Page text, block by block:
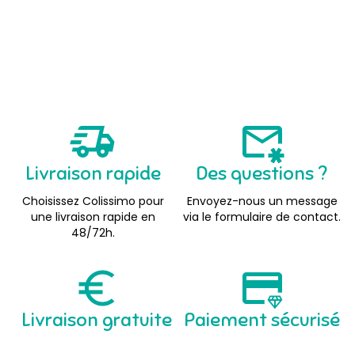
Livraison rapide
Choisissez Colissimo pour
une livraison rapide en
48/72h.
Des questions ?
Envoyez-nous un message
via le formulaire de contact.
Livraison gratuite Paiement sécurisé